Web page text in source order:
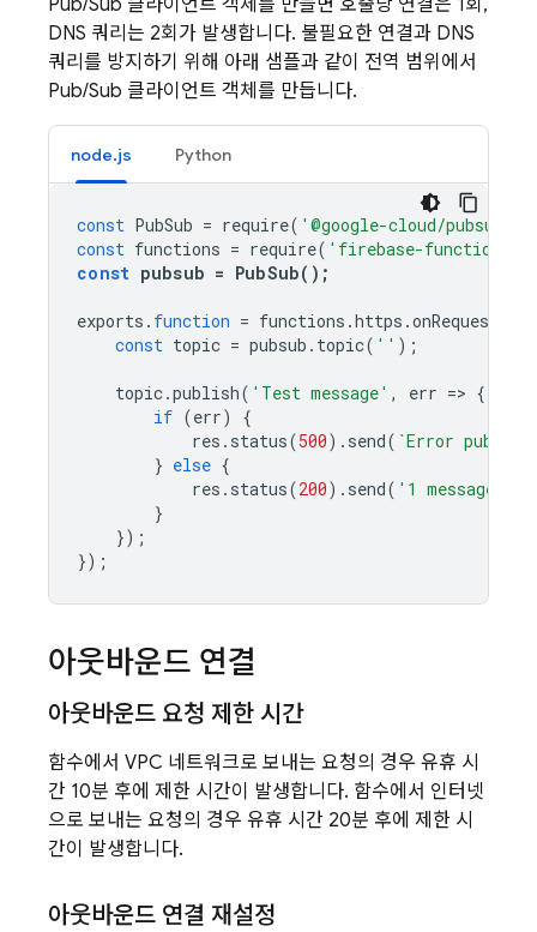
Pub/Sub 클라이언트 객체를 만들면 호출당 연결은 1회,
DNS 쿼리는 2회가 발생합니다. 불필요한 연결과 DNS
쿼리를 방지하기 위해 아래 샘플과 같이 전역 범위에서
Pub/Sub 클라이언트 객체를 만듭니다.
node.js Python
const PubSub = require( '@google-cloud/pubsub'
const functions = require( 'firebase-functions'
const pubsub = PubSub();
exports . function = functions .https .onRequest
const topic = pubsub . topic( ' ' );
topic.publish( 'Test message' , err => {
if (err)
{
res . status(500). send( `Error
} else {
res . status(200). send( '1 message
}
});
});
아웃바운드 연결
아웃바운드 요청 제한 시간
함수에서 VPC 네트워크로 보내는 요청의 경우 유휴 시
간 10분 후에 제한 시간이 발생합니다. 함수에서 인터넷
으로 보내는 요청의 경우 유휴 시간 20분 후에 제한 시
간이 발생합니다.
아웃바운드 연결 재설정